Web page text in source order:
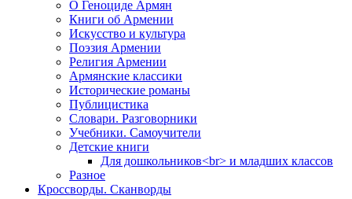
О Геноциде Армян
Книги об Армении
Иcкусство и культура
Поэзия Армении
Религия Армении
Армянские классики
Исторические романы
Публицистика
Словари. Разговорники
Учебники. Самоучители
Детские книги
Для дошкольников<br> и младших классов
Разное
Кроссворды. Сканворды